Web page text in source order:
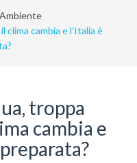
Ambiente
clima cambia e l'Italia è
troppa
cambia e